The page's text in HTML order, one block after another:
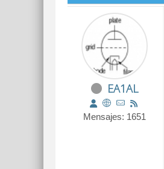
EA1AL
Mensajes: 1651